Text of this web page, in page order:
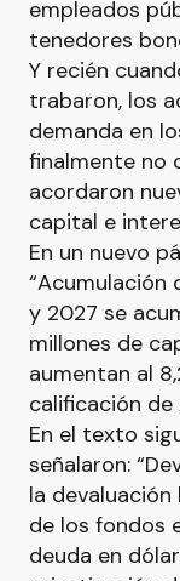
empleados
tenedores
Y recién
trabaron, los
demanda en
finalmente no
acordaron
capital e
En un nuevo
“Acumulación
y 2027 se
millones de
aumentan al
calificación
En el texto
señalaron:
la
de los fondos
deuda en